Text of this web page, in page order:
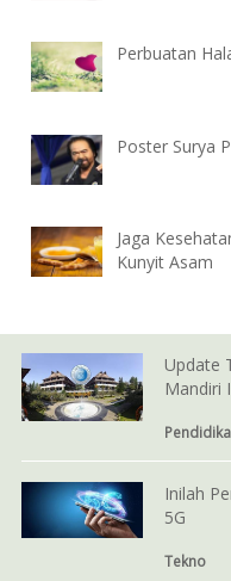
Perbuatan
Poster Surya
Jaga
Kunyit Asam
Update
Mandiri
Inilah
5G
Tekno